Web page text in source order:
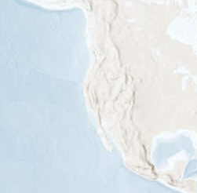
Muy bajo
Gama